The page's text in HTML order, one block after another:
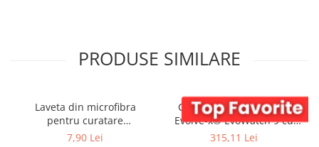
activitatea fizică sau personalizezi cadranul ceasului.
PRODUSE SIMILARE
Laveta din microfibra
pentru curatare
Smartwatch Evolve-x
7,90 Lei
Ceas smartwatch dama
Evolve-x® EvoWatch 9 cu
Apeluri si mesaje bluetooth,
315,11 Lei